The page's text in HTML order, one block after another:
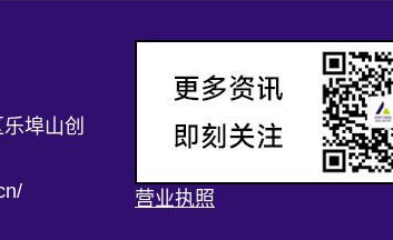
埠山创
营业执照